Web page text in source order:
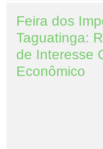
Feira dos
Taguatinga:
de Interesse
Econômico